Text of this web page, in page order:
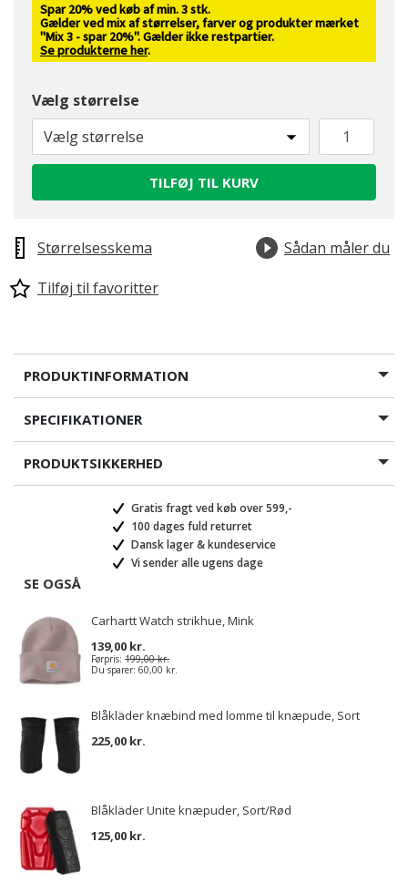
Spar 20% ved køb af min. 3 stk.
Gælder ved mix af størrelser, farver og produkter mærket
"Mix 3 - spar 20%". Gælder ikke restpartier.
Se produkterne her.
Vælg størrelse
Vælg størrelse
TILFØJ TIL KURV
Størrelsesskema
Sådan måler du
Tilføj til favoritter
PRODUKTINFORMATION
SPECIFIKATIONER
PRODUKTSIKKERHED
Gratis fragt ved køb over 599,-
100 dages fuld returret
Dansk lager & kundeservice
Vi sender alle ugens dage
SE OGSÅ
Carhartt Watch strikhue, Mink
139,00 kr.
Førpris: 199,00 kr.
Du sparer: 60,00 kr.
Blåkläder knæbind med lomme til knæpude, Sort
225,00 kr.
Blåkläder Unite knæpuder, Sort/Rød
125,00 kr.